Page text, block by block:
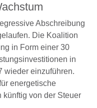
Abschreibung
Die Koalition
in Form einer 30
in
wieder einzuführen.
energetische
künftig von der Steuer